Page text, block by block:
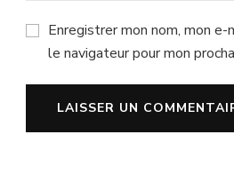
Enregistrer mon nom, mon
le navigateur pour mon